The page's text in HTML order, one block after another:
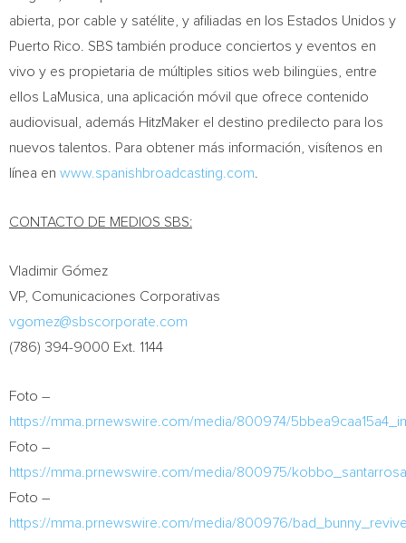
abierta, por cable y satélite, y afiliadas en los Estados Unidos y
Puerto Rico . SBS también produce conciertos y eventos en
vivo y es propietaria de múltiples sitios web bilingües, entre
ellos LaMusica, una aplicación móvil que ofrece contenido
audiovisual, además HitzMaker el destino predilecto para los
nuevos talentos. Para obtener más información, visítenos en
línea en www.spanishbroadcasting.com
CONTACTO DE MEDIOS SBS:
Vladimir Gómez
VP, Comunicaciones Corporativas
vgomez@sbscorporate.com
(786) 394-9000 Ext. 1144
Foto –
https://mma.prnewswire.com/media/800974/
Foto –
https://mma.prnewswire.com/media/800975/
Foto –
https://mma.prnewswire.com/media/800976/